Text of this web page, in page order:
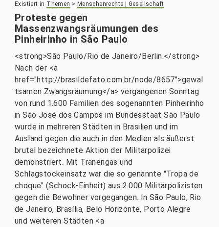
Existiert in Themen > Menschenrechte | Gesellschaft
Proteste gegen
Massenzwangsräumungen des
Pinheirinho in São Paulo
<strong>São Paulo/Rio de Janeiro/Berlin.</strong>
Nach der <a
href="http://brasildefato.com.br/node/8657">gewal
tsamen Zwangsräumung</a> vergangenen Sonntag
von rund 1.600 Familien des sogenannten Pinheirinho
in São José dos Campos im Bundesstaat São Paulo
wurde in mehreren Städten in Brasilien und im
Ausland gegen die auch in den Medien als äußerst
brutal bezeichnete Aktion der Militärpolizei
demonstriert. Mit Tränengas und
Schlagstockeinsatz war die so genannte "Tropa de
choque" (Schock-Einheit) aus 2.000 Militärpolizisten
gegen die Bewohner vorgegangen. In São Paulo, Rio
de Janeiro, Brasília, Belo Horizonte, Porto Alegre
und weiteren Städten <a